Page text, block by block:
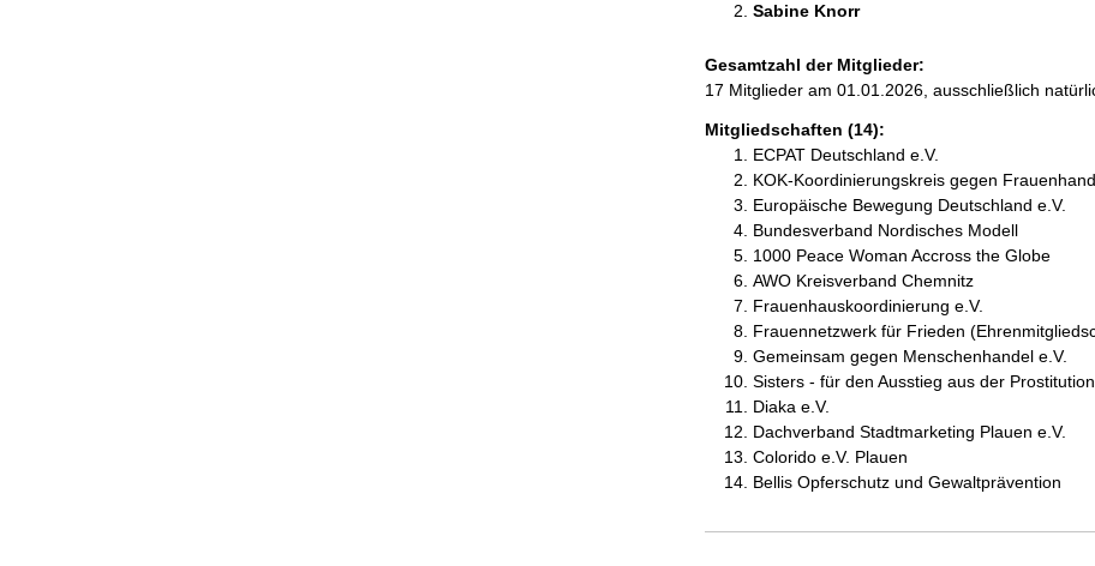
Sabine Knorr
Gesamtzahl der Mitglieder:
17 Mitglieder am 01.01.2026, ausschließlich
Mitgliedschaften (14):
ECPAT Deutschland e.V.
KOK-Koordinierungskreis gegen
Europäische Bewegung Deutschland e.V.
Bundesverband Nordisches Modell
1000 Peace Woman Accross the Globe
AWO Kreisverband Chemnitz
Frauenhauskoordinierung e.V.
Frauennetzwerk für Frieden
Gemeinsam gegen Menschenhandel e.V.
Sisters - für den Ausstieg aus der
Diaka e.V.
Dachverband Stadtmarketing Plauen e.V.
Colorido e.V. Plauen
Bellis Opferschutz und Gewaltprävention